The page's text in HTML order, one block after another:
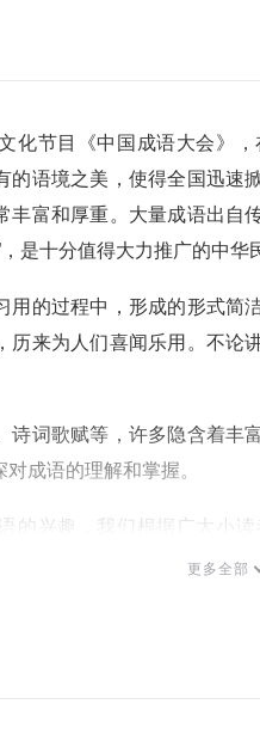
化节目《中国成语大会》
的语境之美，使得全国迅速
丰富和厚重。大量成语出自
是十分值得大力推广的中华
用的过程中，形成的形式简
历来为人们喜闻乐用。不论
诗词歌赋等，许多隐含着丰
成语的理解和掌握。
的兴趣，我们根据广大小
、趣味性、时代性等特点的
并茂，丰富多彩，充分体现
更多全部